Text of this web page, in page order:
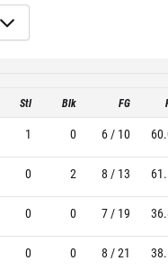
Stl Blk FG
1 0 6 / 10
0 2 8 / 13
0 0 7 / 19
0 0 8 / 21